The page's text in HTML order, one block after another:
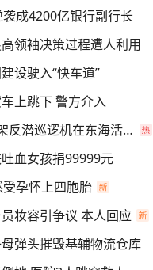
成4200亿银行副行长
领袖决策过程遭人利用
设驶入“快车道”
上跳下 警方介入
日本自卫队3架反潜巡逻机在东海活动
血女孩捐99999元
孕怀上四胞胎
妆容引争议 本人回应
弹头摧毁基辅物流仓库